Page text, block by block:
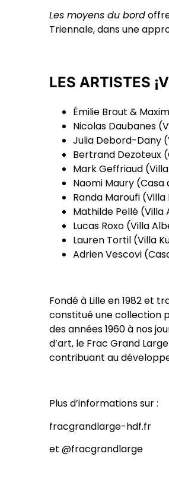
Les moyens du bord
Triennale, dans une
LES ARTISTES
Émilie Brout &
Nicolas Daubanes
Julia Debord-Dany
Bertrand Dezoteux
Mark Geffriaud
Naomi Maury (Casa
Randa Maroufi (Villa
Mathilde Pellé (Villa
Lucas Roxo (Villa
Lauren Tortil (Villa
Adrien Vescovi
Fondé à Lille en 1982 et
constitué une collection
des années 1960 à nos
d’art, le Frac Grand
contribuant au
Plus d’informations sur :
fracgrandlarge-hdf.fr
et @fracgrandlarge